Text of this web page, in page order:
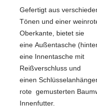
Gefertigt aus
Tönen und einer
Oberkante, bietet sie
eine Außentasche
eine Innentasche mit
Reißverschluss und
einen
rote gemusterten
Innenfutter.